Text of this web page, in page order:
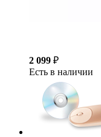
2 099 ₽
Есть в наличии